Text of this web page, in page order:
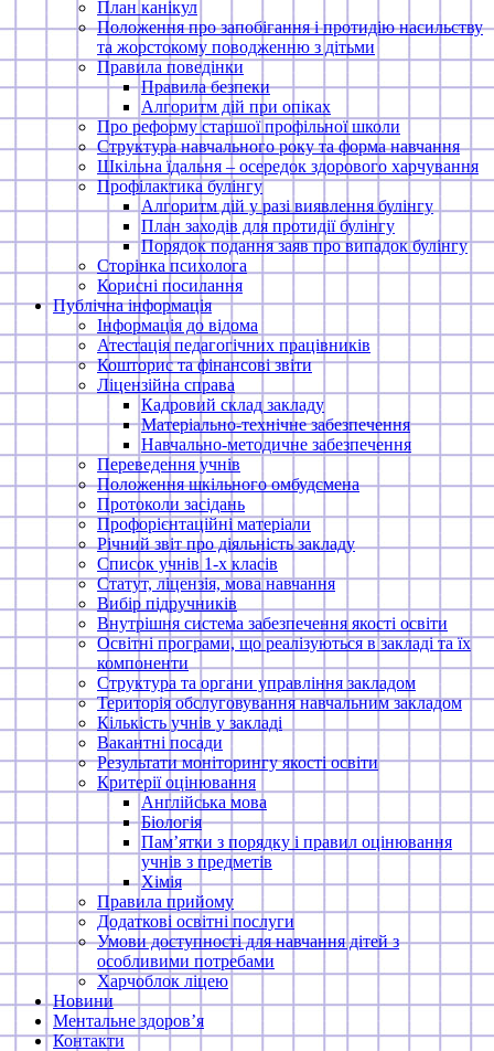
План канікул
Положення про запобігання і протидію насильству
та жорстокому поводженню з дітьми
Правила поведінки
Правила безпеки
Алгоритм дій при опіках
Про реформу старшої профільної школи
Структура навчального року та форма навчання
Шкільна їдальня – осередок здорового харчування
Профілактика булінгу
Алгоритм дій у разі виявлення булінгу
План заходів для протидії булінгу
Порядок подання заяв про випадок булінгу
Сторінка психолога
Корисні посилання
Публічна інформація
Інформація до відома
Атестація педагогічних працівників
Кошторис та фінансові звіти
Ліцензійна справа
Кадровий склад закладу
Матеріально-технічне забезпечення
Навчально-методичне забезпечення
Переведення учнів
Положення шкільного омбудсмена
Протоколи засідань
Профорієнтаційні матеріали
Річний звіт про діяльність закладу
Список учнів 1-х класів
Статут, ліцензія, мова навчання
Вибір підручників
Внутрішня система забезпечення якості освіти
Освітні програми, що реалізуються в закладі та їх
компоненти
Структура та органи управління закладом
Територія обслуговування навчальним закладом
Кількість учнів у закладі
Вакантні посади
Результати моніторингу якості освіти
Критерії оцінювання
Англійська мова
Біологія
Пам’ятки з порядку і правил оцінювання
учнів з предметів
Хімія
Правила прийому
Додаткові освітні послуги
Умови доступності для навчання дітей з
особливими потребами
Харчоблок ліцею
Новини
Ментальне здоров’я
Контакти